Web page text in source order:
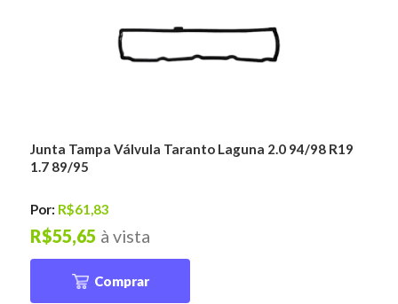
Junta Tampa Válvula Taranto Laguna 2.0 94/98 R19
1.7 89/95
Por: R$61,83
à vista
R$55,65
Comprar